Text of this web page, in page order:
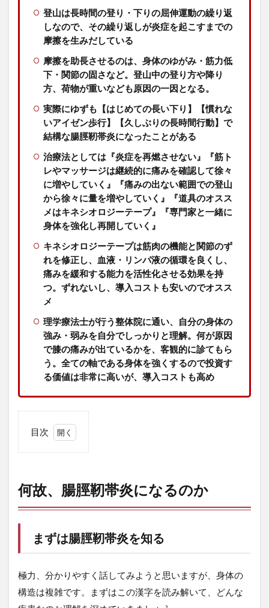
登山は長時間の登り・下りの屈伸運動の繰り返
しなので、その繰り返しが炎症を起こすまでの
摩擦を生みだしている
摩擦を助長させるのは、身体のゆがみ・筋力低
下・関節の固さなど。登山中の登り方や降り
方、荷物が重いなども原因の一因となる。
実際にゆずも【はじめての長い下り】【慣れな
いアイゼン歩行】【久しぶりの長時間行動】で
結構な腸脛靭帯炎になったことがある
治療法としては『炎症を再燃させない』『筋ト
レやマッサージは継続的に痛みを確認して徐々
に増やしていく』『痛みの出ない範囲での登山
から徐々に量を増やしていく』『道具のオスス
メはキネシオロジーテープ』『専門家と一緒に
身体を強化し再開していく』
キネシオロジーテープは筋肉の機能と関節のず
れを修正し、血液・リンパ液の循環を良くし、
痛みを緩和する能力を活性化させる効果を持
つ。ずれないし、導入コストも安いのでオスス
メ
理学療法士が行う整体院に通い、自分の身体の
強み・弱みを自分でしっかりと理解。何が原因
で膝の痛みが出ているかを、客観的に診てもら
う。全ての軸である身体を強くするので投資す
る価値は非常に高いが、導入コストも高め
目次
腸脛
靭帯
炎に
は腸
帯炎
何故、腸脛靭帯炎になるのか
まずは腸脛靭帯炎を知る
極力、分かりやすく話してみようと思いますが、身体の
構造は複雑です。まずはこの漢字を読み解いて、どんな